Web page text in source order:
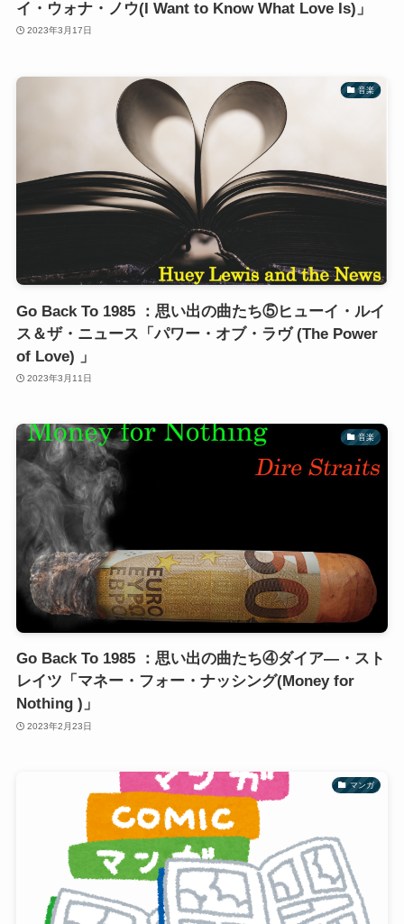
イ・ウォナ・ノウ(I Want to Know What Love Is)」
2023年3月17日
音楽
Go Back To 1985 ：思い出の曲たち⑤ヒューイ・ルイ
ス＆ザ・ニュース「パワー・オブ・ラヴ (The Power
of Love) 」
2023年3月11日
音楽
Go Back To 1985 ：思い出の曲たち④ダイア―・スト
レイツ「マネー・フォー・ナッシング(Money for
Nothing )」
2023年2月23日
マンガ